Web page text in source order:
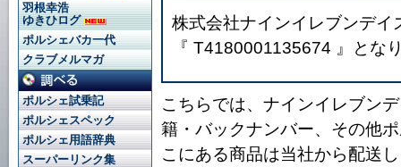
株式会社ナインイレブンデ
『 T4180001135674 』とな
こちらでは、ナインイレブン
籍・バックナンバー、その他
こにある商品は当社から配送
羽根幸浩
ゆきひログ
ポルシェバカ一代
クラブメルマガ
ポルシェ試乗記
ポルシェスペック
ポルシェ用語辞典
スーパーリンク集